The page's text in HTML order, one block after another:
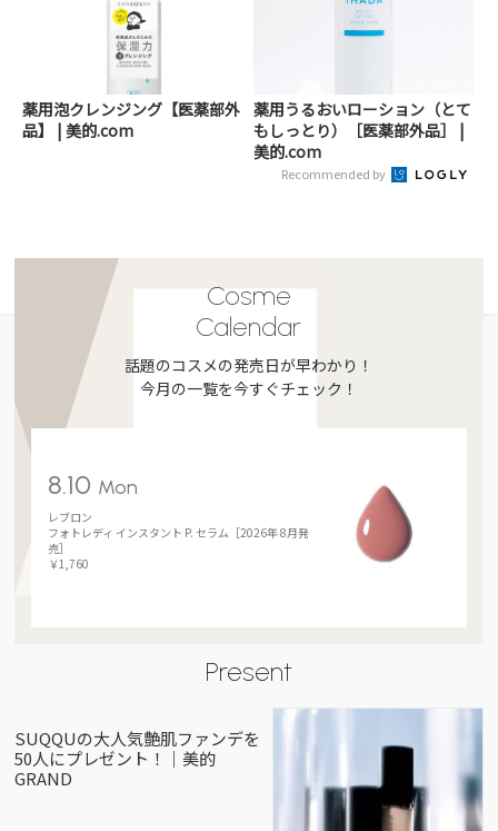
薬用泡クレンジング【医薬部外
品】 | 美的.com
薬用うるおいローション（とて
もしっとり）［医薬部外品］ |
美的.com
Recommended by
Cosme
Calendar
話題のコスメの発売日が早わかり！
今月の一覧を今すぐチェック！
8.10 Mon
レブロン
フォトレディ インスタント P. セラム［2026年 8月発
売］
￥1,760
Present
SUQQUの大人気艶肌ファンデを
50人にプレゼント！｜美的
GRAND